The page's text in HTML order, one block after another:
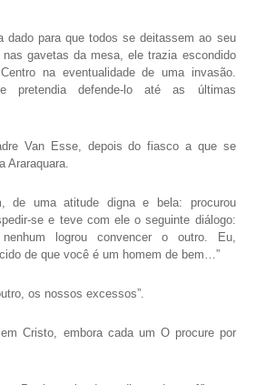
dado para que todos se deitassem ao seu
gavetas da mesa, ele trazia escondido
na eventualidade de uma invasão.
pretendia defende-lo até as últimas
Van Esse, depois do fiasco a que se
Araraquara.
de uma atitude digna e bela: procurou
se e teve com ele o seguinte diálogo:
logrou convencer o outro. Eu,
de que você é um homem de bem…”
os nossos excessos”.
Cristo, embora cada um O procure por